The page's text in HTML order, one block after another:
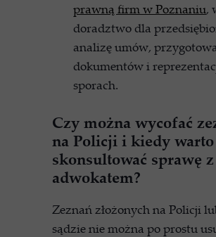
prawną firm w Poznaniu,
doradztwo dla
analizę umów,
dokumentów i
sporach.
Czy można wycofać
na Policji i kiedy warto
skonsultować sprawę z
adwokatem?
Zeznań złożonych na Policji
sądzie nie można po prostu